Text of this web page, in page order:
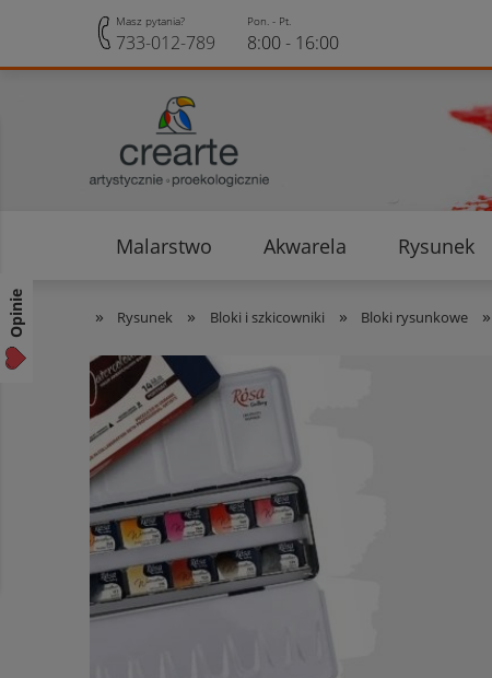
Malarstwo Akwarela Rysunek
» Rysunek » Bloki i szkicowniki » Bloki rysunkowe »
Masz pytania?
733-012-789
Pon. - Pt.
8:00 - 16:00
Opinie